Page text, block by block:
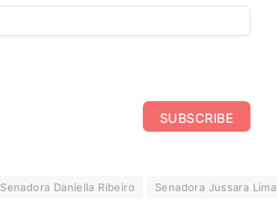
SUBSCRIBE
Senadora Daniella Ribeiro Senadora Jussara Lima